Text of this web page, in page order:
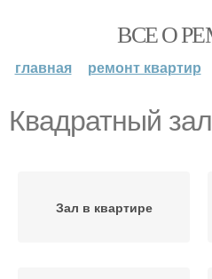
ВСЕ О
главная ремонт квартир
Квадратный зал
Зал в квартире